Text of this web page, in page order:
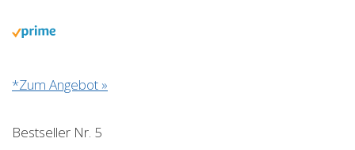
*Zum Angebot »
Bestseller Nr. 5